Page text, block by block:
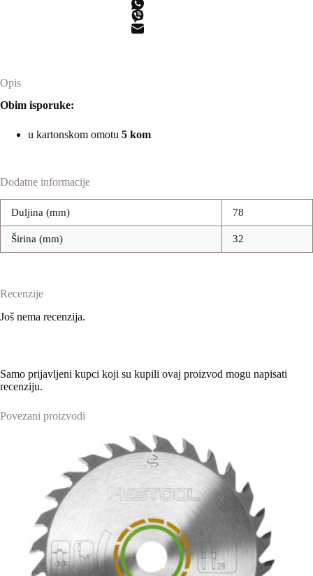
Opis
Obim isporuke:
u kartonskom omotu 5 kom
Dodatne informacije
Duljina (mm) 78
Širina (mm) 32
Recenzije
Još nema recenzija.
Samo prijavljeni kupci koji su kupili ovaj proizvod mogu napisati
recenziju.
Povezani proizvodi